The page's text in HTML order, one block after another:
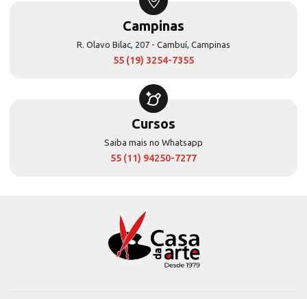
Campinas
R. Olavo Bilac, 207 - Cambuí, Campinas
55 (19) 3254-7355
Cursos
Saiba mais no Whatsapp
55 (11) 94250-7277